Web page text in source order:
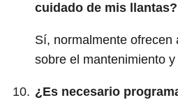
cuidado de mis llantas?
Sí, normalmente ofrecen
sobre el mantenimiento
¿Es necesario